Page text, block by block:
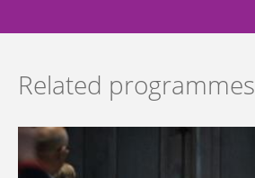
Related programmes